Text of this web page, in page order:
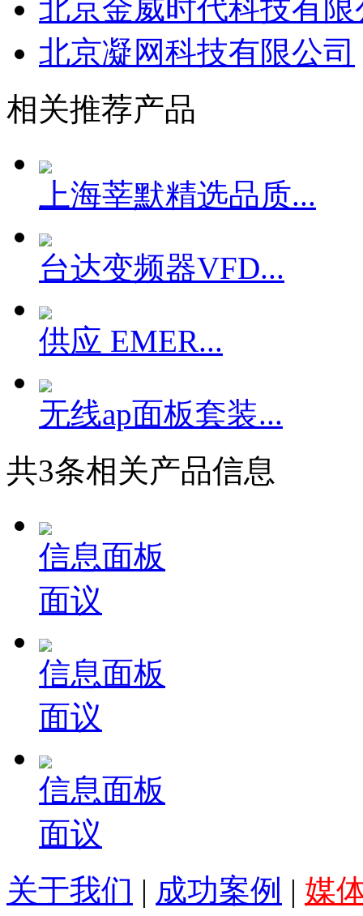
北京金威时代科技有限
北京凝网科技有限公司
相关推荐产品
上海莘默精选品质...
台达变频器VFD...
供应 EMER...
无线ap面板套装...
共3条相关产品信息
信息面板
面议
信息面板
面议
信息面板
面议
关于我们 | 成功案例 | 媒